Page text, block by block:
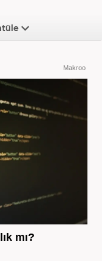
Makroo
mı?